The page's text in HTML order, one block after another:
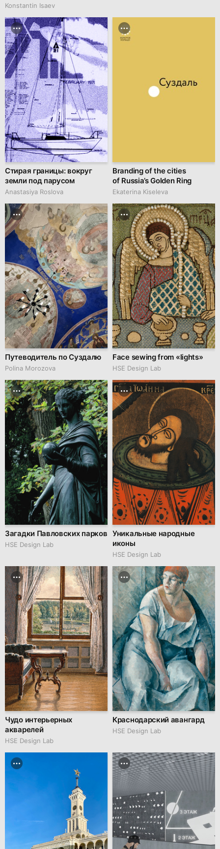
Konstantin Isaev
Стирая границы: вокруг
земли под парусом
Anastasiya Roslova
Branding of the cities
of Russia’s Golden Ring
Ekaterina Kiseleva
Путеводитель по Суздалю
Polina Morozova
Face sewing from «lights»
HSE Design Lab
Загадки Павловских парков
HSE Design Lab
Уникальные народные
иконы
HSE Design Lab
Чудо интерьерных
акварелей
HSE Design Lab
Краснодарский авангард
HSE Design Lab